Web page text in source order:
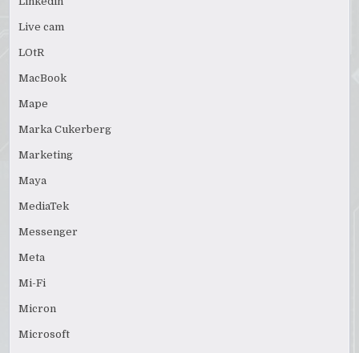
Live cam
LOtR
MacBook
Mape
Marka Cukerberg
Marketing
Maya
MediaTek
Messenger
Meta
Mi-Fi
Micron
Microsoft